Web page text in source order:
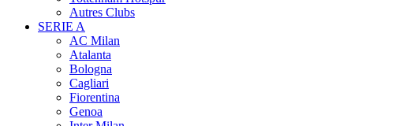
Autres Clubs
SERIE A
AC Milan
Atalanta
Bologna
Cagliari
Fiorentina
Genoa